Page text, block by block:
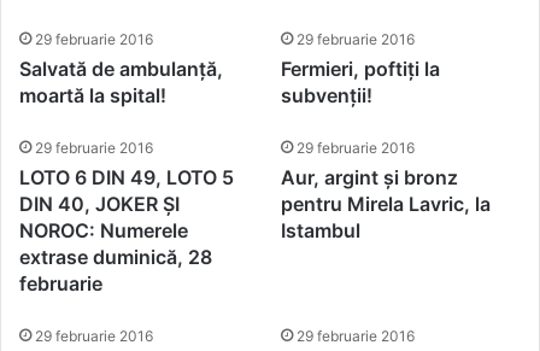
29 februarie 2016
Salvată de ambulanță,
moartă la spital!
29 februarie 2016
Fermieri, poftiți la
subvenții!
29 februarie 2016
LOTO 6 DIN 49, LOTO 5
DIN 40, JOKER ȘI
NOROC: Numerele
extrase duminică, 28
februarie
29 februarie 2016
Aur, argint și bronz
pentru Mirela Lavric, la
Istambul
29 februarie 2016 29 februarie 2016